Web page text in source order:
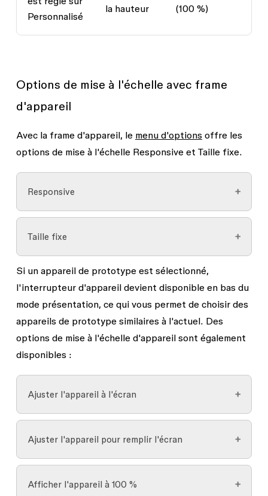
Personnalisé
la hauteur
(100 %)
Options de mise à l'échelle avec frame
d'appareil
Avec la frame d'appareil, le menu d'optionsoffre les
options de mise à l'échelle Responsiveet Taille fixe.
Responsive
mise en page est modifiée tandis que l'aperçu du
prototype se redimensionne en fonction des
contraintes et des propriétés de mise en page
automatique appliquées au design. Cela vous
permet de voir les designs dans différentes
tailles de fenêtre et de vérifier leur
comportement responsive. Pour que l'option
Responsive
paramètres de mise en page automatique doivent
être appliqués au design.
Taille fixe
Affiche le design à 100 % à l'intérieur de
l'appareil. Selon la taille de la frame et de
l'appareil, cela peut entraîner un prototype
tronqué. Vous pouvez contrôler la taille de
l'appareil avec les options de mise à l'échelle de
l'appareil.
Si un appareil de prototype est sélectionné,
l'interrupteur d'appareil devient disponible en bas du
mode présentation, ce qui vous permet de choisir des
appareils de prototype similaires à l'actuel. Des
options de mise à l'échelle d'appareil sont également
disponibles :
Ajuster l'appareil à l'écran
dernier s'adapte à la fenêtre du Spectateur.
Ajuster l'appareil pour remplir l'écran
l'intégralité de l'affichage.
Afficher l'appareil à 100 %